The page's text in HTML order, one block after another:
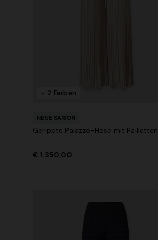
+ 2 Farben
NEUE SAISON
Gerippte Palazzo-Hose mit Pailletten
€ 1.350,00